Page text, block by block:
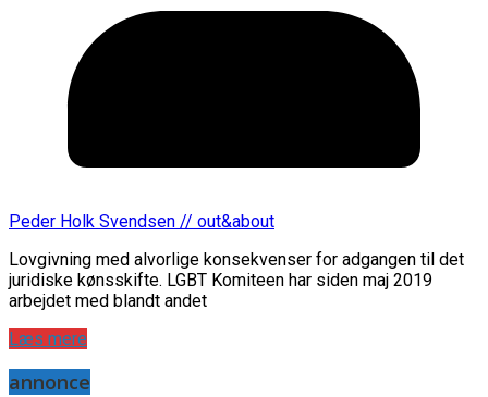
Peder Holk Svendsen // out&about
Lovgivning med alvorlige konsekvenser for adgangen til det
juridiske kønsskifte. LGBT Komiteen har siden maj 2019
arbejdet med blandt andet
Læs mere
annonce